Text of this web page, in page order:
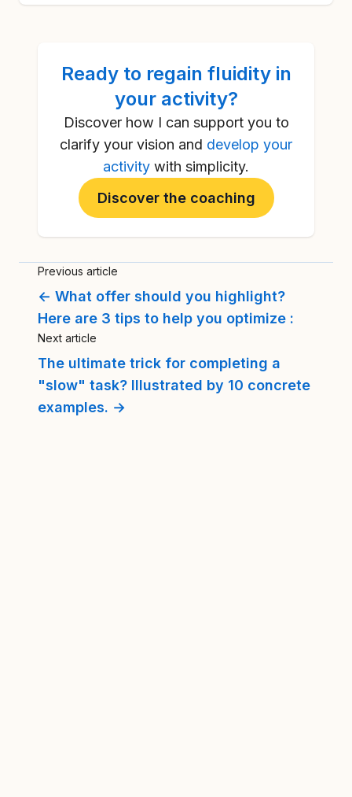
Ready to regain fluidity in
your activity?
Discover how I can support you to
clarify your vision and develop your
activity with simplicity.
Discover the coaching
Previous article
← What offer should you highlight?
Here are 3 tips to help you optimize :
Next article
The ultimate trick for completing a
"slow" task? Illustrated by 10 concrete
examples. →